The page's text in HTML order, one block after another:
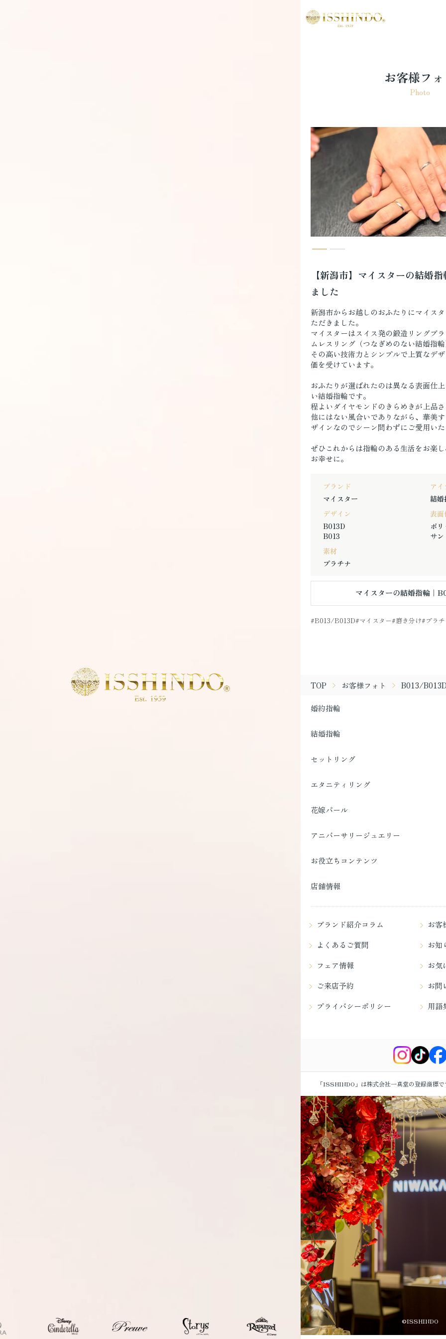
お客様フ
Photo
【新潟市】マイスターの結婚
ました
新潟市からお越しのおふたりにマイス
ただきました。
マイスターはスイス発の鍛造リングブ
ムレスリング（つなぎめのない結婚指
その高い技術力とシンプルで上質なデ
価を受けています。
おふたりが選ばれたのは異なる表面仕
い結婚指輪です。
程よいダイヤモンドのきらめきが上品
他にはない風合いでありながら、華美
ザインなのでシーン問わずにご愛用い
ぜひこれからは指輪のある生活をお楽
お幸せに。
ブランド
マイスター
ア
結婚
デザイン
B013D
B013
表面
ポ
サ
素材
プラチナ
マイスターの結婚指輪｜
B013/B013D マイスター 磨き分け プラ
TOP お客様フォト B013/
婚約指輪
結婚指輪
セットリング
エタニティリング
花嫁パール
アニバーサリージュエリー
お役立ちコンテンツ
店舗情報
ブランド紹介コラム
お客
よくあるご質問
お知
フェア情報
お気
ご来店予約
お問
プライバシーポリシー
用語
「ISSHINDO」は株式会社一真堂の登録商標で
©ISSHINDO